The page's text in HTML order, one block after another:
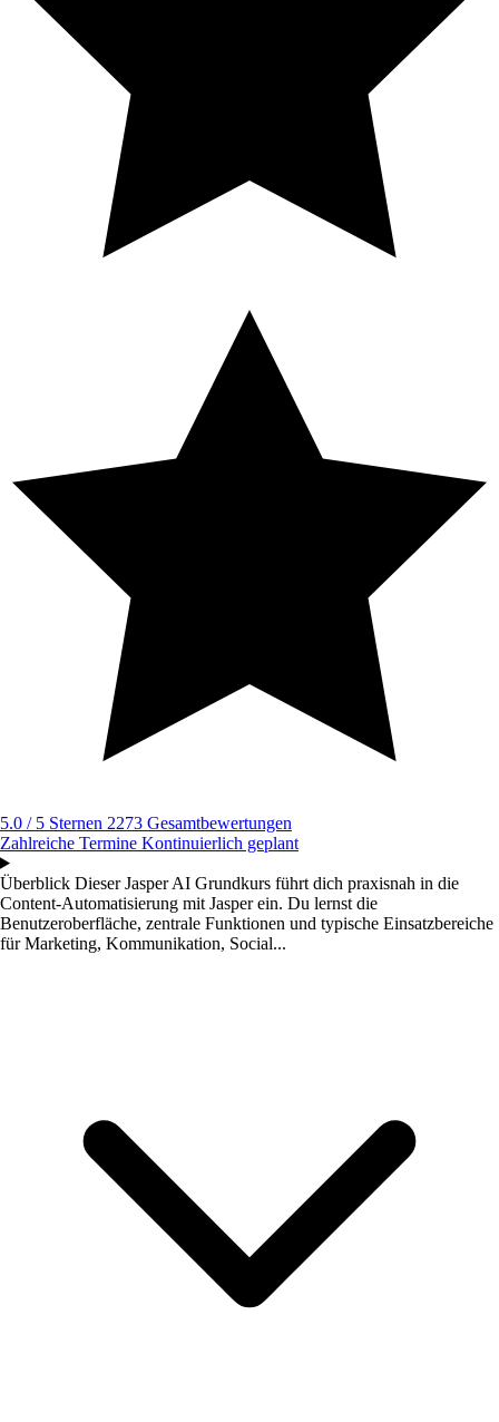
5.0 / 5 Sternen 2273 Gesamtbewertungen
Zahlreiche Termine Kontinuierlich geplant
Überblick Dieser Jasper AI Grundkurs führt dich praxisnah in die
Content-Automatisierung mit Jasper ein. Du lernst die
Benutzeroberfläche, zentrale Funktionen und typische Einsatzbereiche
für Marketing, Kommunikation, Social...